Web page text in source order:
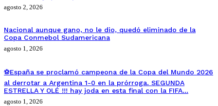
agosto 2, 2026
Nacional aunque gano, no le dio, quedó eliminado de la
Copa Conmebol Sudamericana
agosto 1, 2026
⚽España se proclamó campeona de la Copa del Mundo 2026
al derrotar a Argentina 1-0 en la prórroga. SEGUNDA
ESTRELLA Y OLÉ !!! hay joda en esta final con la FIFA…
agosto 1, 2026